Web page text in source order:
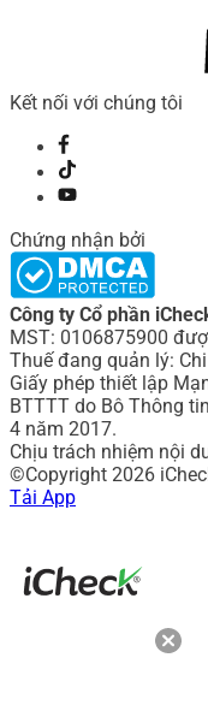
Kết nối với chúng tôi
Chứng nhận bởi
Công ty Cổ phần
MST: 0106875900
Thuế đang quản lý:
Giấy phép thiết lập
BTTTT do Bô Thông
4 năm 2017.
Chịu trách nhiệm nội
©Copyright 2026
Tải App